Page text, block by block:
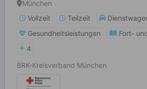
München
Vollzeit
Teilzeit
Gesundheitsleistungen
Fort-
4
BRK-Kreisverband München